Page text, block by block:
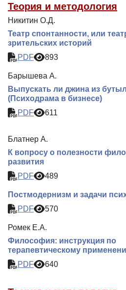
Теория и методология
Никитин О.Д.
Театр спонтанности, или
зрительских историй
PDF
893
Барышева А.
Выпускать ли джина из
(Психодрама в бизнесе)
PDF
611
Блатнер А.
К вопросу о полезности
развития
PDF
489
Постмодернизм и задачи
PDF
570
Ромек Е.А.
Философия: инструкция по
терапевтическому
PDF
640